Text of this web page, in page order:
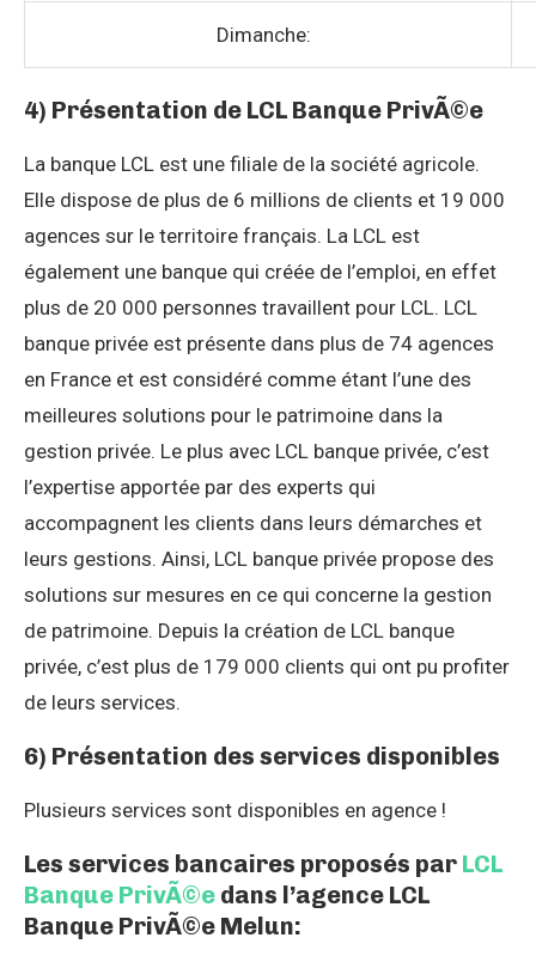
Dimanche:
4) Présentation de LCL Banque PrivÃ©e
La banque LCL est une filiale de la société agricole.
Elle dispose de plus de 6 millions de clients et 19 000
agences sur le territoire français. La LCL est
également une banque qui créée de l’emploi, en effet
plus de 20 000 personnes travaillent pour LCL. LCL
banque privée est présente dans plus de 74 agences
en France et est considéré comme étant l’une des
meilleures solutions pour le patrimoine dans la
gestion privée. Le plus avec LCL banque privée, c’est
l’expertise apportée par des experts qui
accompagnent les clients dans leurs démarches et
leurs gestions. Ainsi, LCL banque privée propose des
solutions sur mesures en ce qui concerne la gestion
de patrimoine. Depuis la création de LCL banque
privée, c’est plus de 179 000 clients qui ont pu profiter
de leurs services.
6) Présentation des services disponibles
Plusieurs services sont disponibles en agence !
Les services bancaires proposés par LCL
Banque PrivÃ©e dans l’agence LCL
Banque PrivÃ©e Melun: